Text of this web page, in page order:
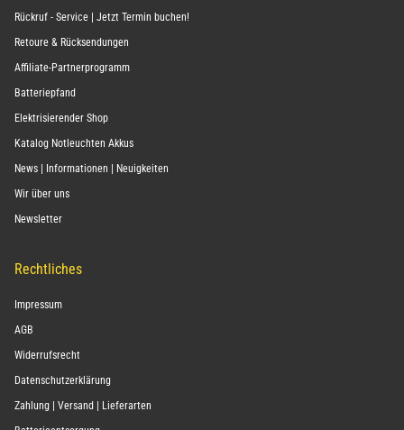
Rückruf - Service | Jetzt Termin buchen!
Retoure & Rücksendungen
Affiliate-Partnerprogramm
Batteriepfand
Elektrisierender Shop
Katalog Notleuchten Akkus
News | Informationen | Neuigkeiten
Wir über uns
Newsletter
Rechtliches
Impressum
AGB
Widerrufsrecht
Datenschutzerklärung
Zahlung | Versand | Lieferarten